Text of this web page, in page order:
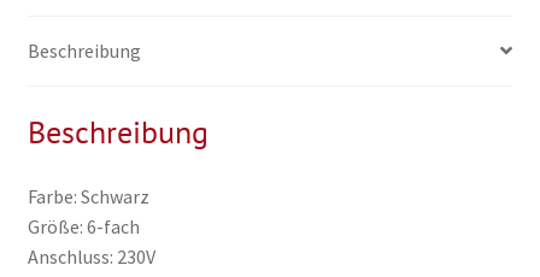
Beschreibung
Beschreibung
Farbe: Schwarz
Größe: 6-fach
Anschluss: 230V